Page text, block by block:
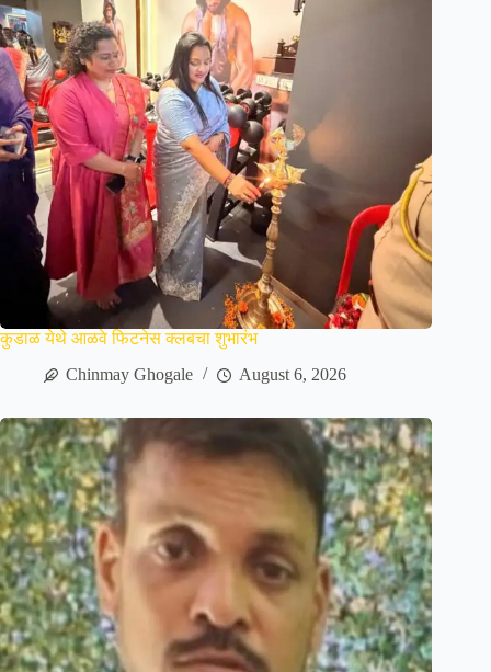
कुडाळ येथे आळवे फिटनेस क्लबचा शुभारंभ
Chinmay Ghogale
August 6, 2026